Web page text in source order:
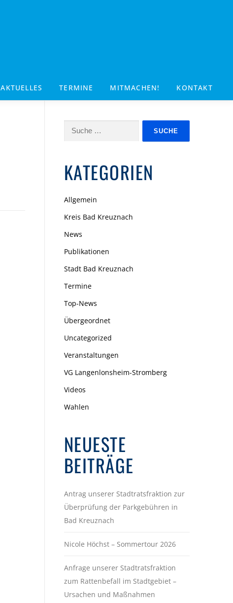
AKTUELLES TERMINE MITMACHEN! KONTAKT
Suche
KATEGORIEN
Allgemein
Kreis Bad Kreuznach
News
Publikationen
Stadt Bad Kreuznach
Termine
Top-News
Übergeordnet
Uncategorized
Veranstaltungen
VG Langenlonsheim-Stromberg
Videos
Wahlen
NEUESTE
BEITRÄGE
Antrag unserer Stadtratsfraktion zur
Überprüfung der Parkgebühren in
Bad Kreuznach
Nicole Höchst – Sommertour 2026
Anfrage unserer Stadtratsfraktion
zum Rattenbefall im Stadtgebiet –
Ursachen und Maßnahmen